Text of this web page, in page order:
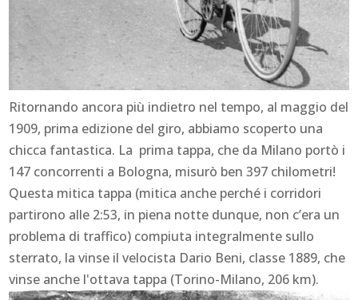
Ritornando ancora più indietro nel tempo, al maggio del
1909, prima edizione del giro, abbiamo scoperto una
chicca fantastica. La prima tappa, che da Milano portò i
147 concorrenti a Bologna, misurò ben 397 chilometri!
Questa mitica tappa (mitica anche perché i corridori
partirono alle 2:53, in piena notte dunque, non c’era un
problema di traffico) compiuta integralmente sullo
sterrato, la vinse il velocista Dario Beni, classe 1889, che
vinse anche l'ottava tappa (Torino-Milano, 206 km).